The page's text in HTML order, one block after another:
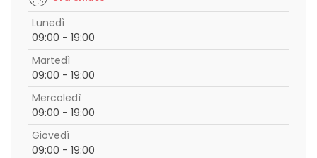
Lunedì
09:00 - 19:00
Martedì
09:00 - 19:00
Mercoledì
09:00 - 19:00
Giovedì
09:00 - 19:00